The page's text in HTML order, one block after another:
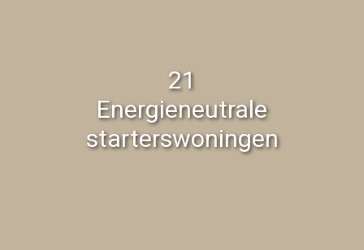
21
Energieneutrale
starterswoningen